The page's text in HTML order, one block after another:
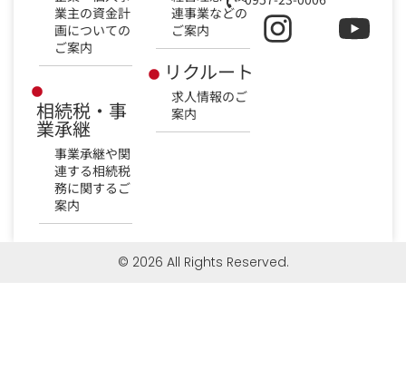
業主の資金計
画についての
ご案内
相続税・事
業承継
事業承継や関
連する相続税
務に関するご
案内
連事業などの
ご案内
リクルート
求人情報のご
案内
© 2026 All Rights Reserved.